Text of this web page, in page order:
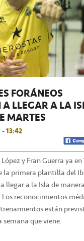
FORÁNEOS
LLEGAR A LA
MARTES
13:42
y Fran Guerra ya
la primera plantilla del
llegar a la Isla de
reconocimientos
están
semana que viene.